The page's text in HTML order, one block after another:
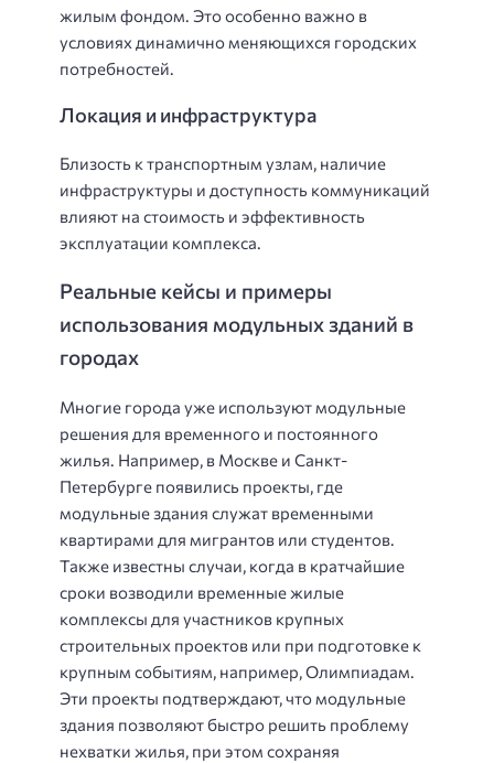
жилым фондом. Это особенно важно в
условиях динамично меняющихся городских
потребностей.
Локация и инфраструктура
Близость к транспортным узлам, наличие
инфраструктуры и доступность коммуникаций
влияют на стоимость и эффективность
эксплуатации комплекса.
Реальные кейсы и примеры
использования модульных зданий в
городах
Многие города уже используют модульные
решения для временного и постоянного
жилья. Например, в Москве и Санкт-
Петербурге появились проекты, где
модульные здания служат временными
квартирами для мигрантов или студентов.
Также известны случаи, когда в кратчайшие
сроки возводили временные жилые
комплексы для участников крупных
строительных проектов или при подготовке к
крупным событиям, например, Олимпиадам.
Эти проекты подтверждают, что модульные
здания позволяют быстро решить проблему
нехватки жилья, при этом сохраняя